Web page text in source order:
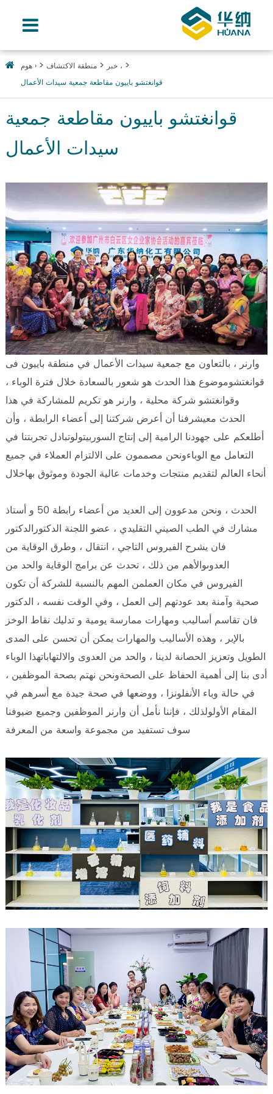
هوم › منطقة الاكتشاف
خبر ،
قوانغتشو باييون مقاطعة جمعية سيدات الأعمال
قوانغتشو باييون مقاطعة جمعية
سيدات الأعمال
وارنر ، بالتعاون مع جمعية سيدات الأعمال في منطقة باييون فى
قوانغتشوموضوع هذا الحدث هو شعور بالسعادة خلال فترة الوباء ،
وقوانغتشو شركة محلية ، وارنر هو تكريم للمشاركة في هذا
الحدث معيشرفنا أن أعرض شركتنا إلى أعضاء الرابطة ، وأن
أطلعكم على جهودنا الرامية إلى إنتاج السوربيتولوتبادل تجربتنا في
التعامل مع الوباءونحن مصممون على الالتزام العملاء في جميع
أنحاء العالم لتقديم منتجات وخدمات عالية الجودة وموثوق بهاخلال
الحدث ، ونحن مدعوون إلى العديد من أعضاء رابطة 50 و أستاذ
مشارك في الطب الصيني التقليدي ، عضو اللجنة الدكتورالدكتور
فان يشرح الفيروس التاجي ، انتقال ، وطرق الوقاية من
العدوىوالأهم من ذلك ، تحدث عن برامج الوقاية والحد من
الفيروس في مكان العملمن المهم بالنسبة للشركة أن تكون
صحية وآمنة بعد عودتهم إلى العمل ، وفي الوقت نفسه ، الدكتور
فان تقاسم أساليب ومهارات ممارسة يومية و تدليك نقاط الوخز
بالإبر ، وهذه الأساليب والمهارات يمكن أن تحسن على المدى
الطويل وتعزيز الحصانة لدينا ، والحد من العدوى والالتهاباتهذا الوباء
أدى بنا إلى أهمية الحفاظ على الصحةونحن نهتم بصحة الموظفين ،
في حالة وباء الأنفلونزا ، ووضعها في صحة جيدة مع أسرهم في
المقام الأولولذلك ، فإننا نأمل أن وارنر الموظفين وجميع ضيوفنا
سوف تستفيد من مجموعة واسعة من المعرفة